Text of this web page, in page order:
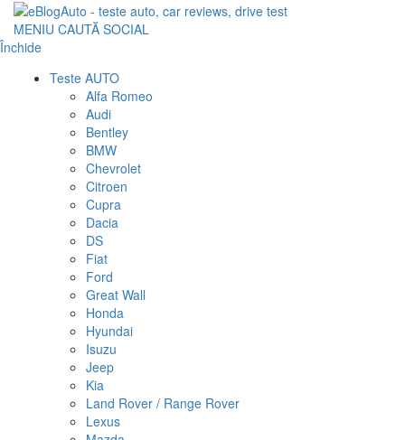
MENIU CAUTĂ SOCIAL
Închide
Teste AUTO
Alfa Romeo
Audi
Bentley
BMW
Chevrolet
Citroen
Cupra
Dacia
DS
Fiat
Ford
Great Wall
Honda
Hyundai
Isuzu
Jeep
Kia
Land Rover / Range Rover
Lexus